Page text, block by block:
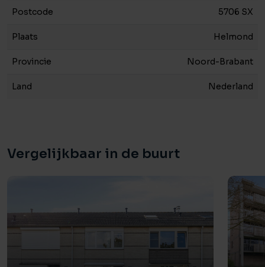
Postcode 5706 SX
Plaats Helmond
Provincie Noord-Brabant
Land Nederland
Vergelijkbaar in de buurt